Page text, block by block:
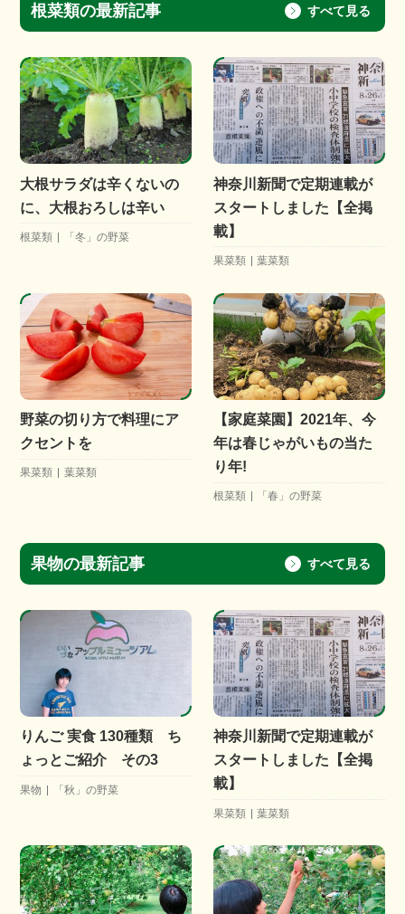
根菜類の最新記事 すべて見る
大根サラダは辛くないの
に、大根おろしは辛い
根菜類 「冬」の野菜
神奈川新聞で定期連載が
スタートしました【全掲
載】
果菜類 葉菜類
野菜の切り方で料理にア
クセントを
果菜類 葉菜類
【家庭菜園】2021年、今
年は春じゃがいもの当た
り年!
根菜類 「春」の野菜
果物の最新記事 すべて見る
りんご 実食 130種類 ち
ょっとご紹介 その3
果物 「秋」の野菜
神奈川新聞で定期連載が
スタートしました【全掲
載】
果菜類 葉菜類